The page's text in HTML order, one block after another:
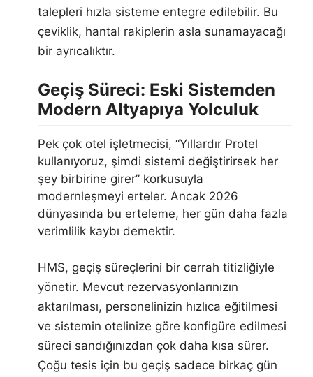
talepleri hızla sisteme entegre edilebilir. Bu
çeviklik, hantal rakiplerin asla sunamayacağı
bir ayrıcalıktır.
Geçiş Süreci: Eski Sistemden
Modern Altyapıya Yolculuk
Pek çok otel işletmecisi, “Yıllardır Protel
kullanıyoruz, şimdi sistemi değiştirirsek her
şey birbirine girer” korkusuyla
modernleşmeyi erteler. Ancak 2026
dünyasında bu erteleme, her gün daha fazla
verimlilik kaybı demektir.
HMS, geçiş süreçlerini bir cerrah titizliğiyle
yönetir. Mevcut rezervasyonlarınızın
aktarılması, personelinizin hızlıca eğitilmesi
ve sistemin otelinize göre konfigüre edilmesi
süreci sandığınızdan çok daha kısa sürer.
Çoğu tesis için bu geçiş sadece birkaç gün